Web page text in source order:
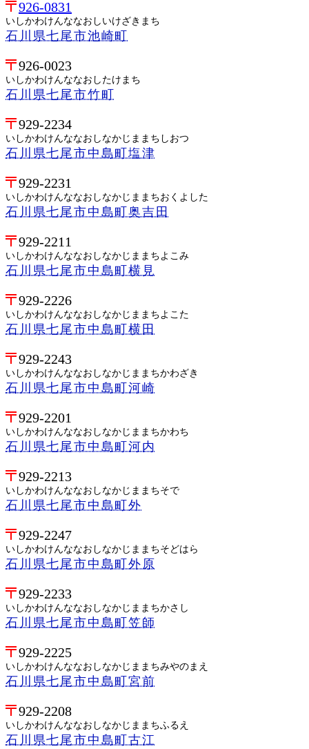
926-0831
いしかわけんななおしいけざきまち
石川県七尾市池崎町
926-0023
いしかわけんななおしたけまち
石川県七尾市竹町
929-2234
いしかわけんななおしなかじままちしおつ
石川県七尾市中島町塩津
929-2231
いしかわけんななおしなかじままちおくよした
石川県七尾市中島町奥吉田
929-2211
いしかわけんななおしなかじままちよこみ
石川県七尾市中島町横見
929-2226
いしかわけんななおしなかじままちよこた
石川県七尾市中島町横田
929-2243
いしかわけんななおしなかじままちかわざき
石川県七尾市中島町河崎
929-2201
いしかわけんななおしなかじままちかわち
石川県七尾市中島町河内
929-2213
いしかわけんななおしなかじままちそで
石川県七尾市中島町外
929-2247
いしかわけんななおしなかじままちそどはら
石川県七尾市中島町外原
929-2233
いしかわけんななおしなかじままちかさし
石川県七尾市中島町笠師
929-2225
いしかわけんななおしなかじままちみやのまえ
石川県七尾市中島町宮前
929-2208
いしかわけんななおしなかじままちふるえ
石川県七尾市中島町古江